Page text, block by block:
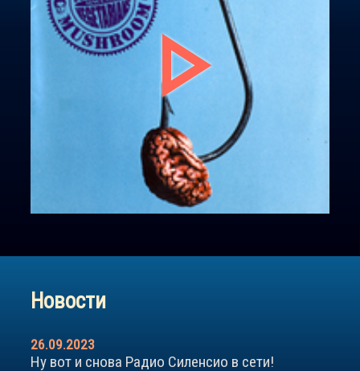
play_arrow
Новости
26.09.2023
Ну вот и снова Радио Силенсио в сети!